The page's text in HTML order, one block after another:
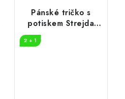
Pánské tričko s
potiskem Strejda
specialista
2 + 1